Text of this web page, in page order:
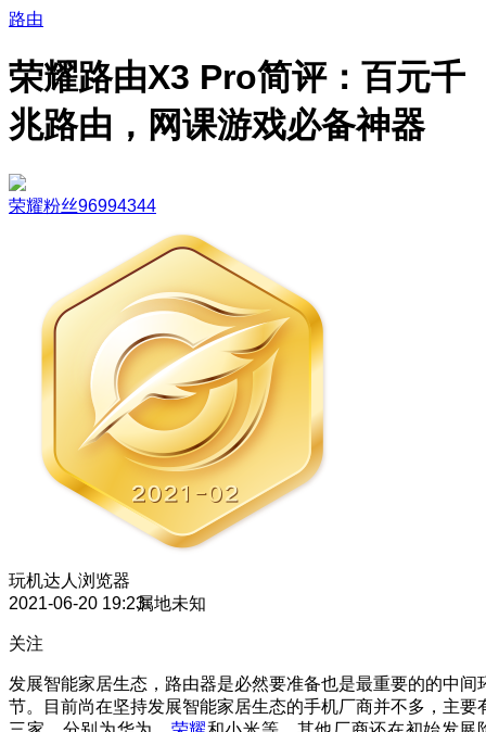
路由
荣耀路由X3 Pro简评：百元千
兆路由，网课游戏必备神器
荣耀粉丝96994344
玩机达人 浏览器
2021-06-20 19:23属地未知
关注
发展智能家居生态，路由器是必然要准备也是最重要的的中间
节。目前尚在坚持发展智能家居生态的手机厂商并不多，主要